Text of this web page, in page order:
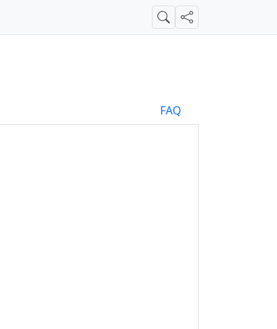
SucheTeilen
FAQ